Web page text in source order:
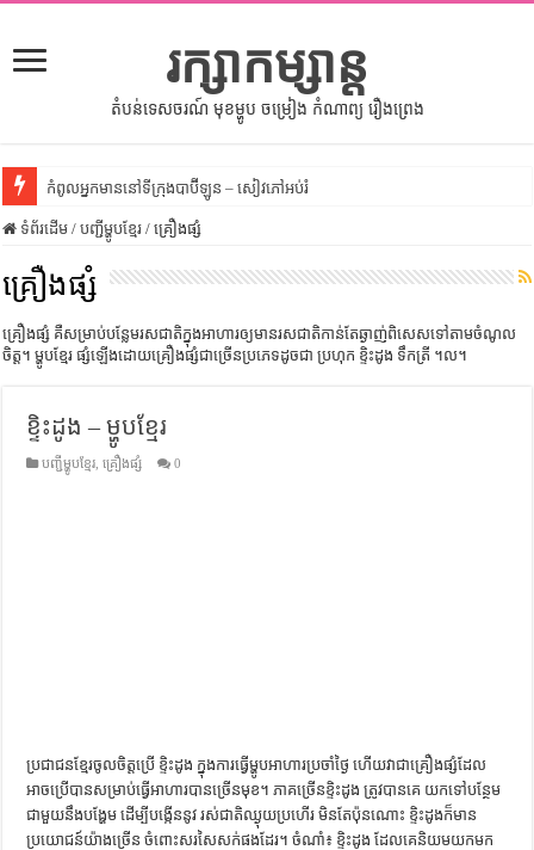
រក្សាកម្សាន្ត
តំបន់ទេសចរណ៍ មុខម្ហូប ចម្រៀង កំណាព្យ រឿងព្រេង
កំពូលអ្នកមាននៅទីក្រុងបាប៊ីឡូន – សៀវភៅអប់រំ
សីលធម៌នៅក្នុងសង្គមខ្មែរ – សៀវភៅចំណេះដឹងទូទៅ
សិល្បះចរចា – សៀវភៅពាណិជ្ជកម្ម
ដើមកំណើតអង្គរ – សៀវភៅចំណេះដឹងទូទៅ
ទំនាក់ទំនងកម្ពុជានិងចិន – សៀវភៅចំណេះដឹងទូទៅ
ព្រះបាទធម្មិក – សៀវភៅចំណេះដឹងទូទៅ
ទំព័រដើម / បញ្ជីម្ហូបខ្មែរ / គ្រឿងផ្សំ
គ្រឿងផ្សំ
គ្រឿងផ្សំ គឺសម្រាប់បន្លែមរសជាតិក្នុងអាហារឲ្យមានរសជាតិកាន់តែឆ្ងាញ់ពិសេសទៅតាមចំណូល
ចិត្ត។ ម្ហូបខ្មែរ ផ្សំឡើងដោយគ្រឿងផ្សំជាច្រើនប្រភេទដូចជា ប្រហុក ខ្ទិះដូង ទឹកត្រី ។ល។
ខ្ទិះដូង – ម្ហូបខ្មែរ
បញ្ជីម្ហូបខ្មែរ ,គ្រឿងផ្សំ 0
ប្រជាជនខ្មែរចូលចិត្តប្រើ ខ្ទិះដូង ក្នុងការធ្វើម្ហូបអាហារប្រចាំថ្ងៃ ហើយវាជាគ្រឿងផ្សំដែល
អាចប្រើបានសម្រាប់ធ្វើអាហារបានច្រើនមុខ។ ភាគច្រើនខ្ទិះដូង ត្រូវបានគេ យកទៅបន្ថែម
ជាមួយនឹងបង្ហែម ដើម្បីបង្កើននូវ រស់ជាតិឈ្ងុយប្រហើរ មិនតែប៉ុនណោះ ខ្ទិះដូងក៏មាន
ប្រយោជន៍យ៉ាងច្រើន ចំពោះសរសៃសក់ផងដែរ។ ចំណាំ៖ ខ្ទិះ​ដូង ដែលគេនិយម​យក​មក